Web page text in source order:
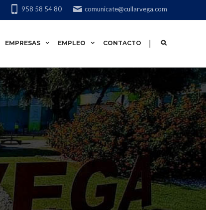
comunicate@cullarvega.com
958 58 54 80
EMPRESAS EMPLEO CONTACTO |